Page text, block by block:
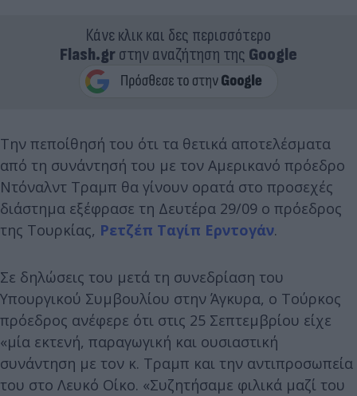
Κάνε κλικ και δες περισσότερο
Flash.grστην αναζήτηση της Google
Την πεποίθησή του ότι τα θετικά αποτελέσματα
από τη συνάντησή του με τον Αμερικανό πρόεδρο
Ντόναλντ Τραμπ θα γίνουν ορατά στο προσεχές
διάστημα εξέφρασε τη Δευτέρα 29/09 ο πρόεδρος
της Τουρκίας, Ρετζέπ Ταγίπ Ερντογάν.
Σε δηλώσεις του μετά τη συνεδρίαση του
Υπουργικού Συμβουλίου στην Άγκυρα, ο Τούρκος
πρόεδρος ανέφερε ότι στις 25 Σεπτεμβρίου είχε
«μία εκτενή, παραγωγική και ουσιαστική
συνάντηση με τον κ. Τραμπ και την αντιπροσωπεία
του στο Λευκό Οίκο. «Συζητήσαμε φιλικά μαζί του